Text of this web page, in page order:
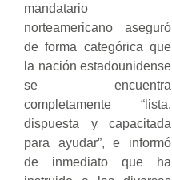
mandatario
norteamericano aseguró
de forma categórica que
la nación estadounidense
se encuentra
completamente “lista,
dispuesta y capacitada
para ayudar”, e informó
de inmediato que ha